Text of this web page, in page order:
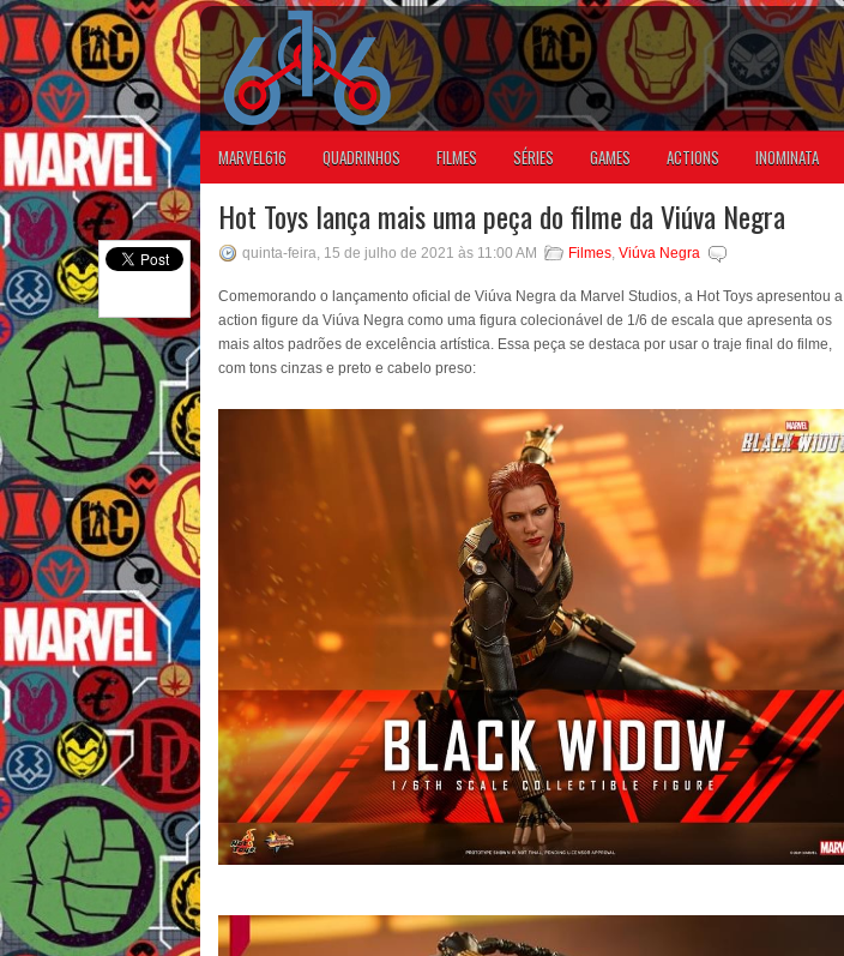
MARVEL616 QUADRINHOS FILMES SÉRIES GAMES ACTIONS INOMINATA
Hot Toys lança mais uma peça do filme da Viúva Negra
quinta-feira, 15 de julho de 2021 às 11:00 AM Filmes, Viúva Negra
Comemorando o lançamento oficial de Viúva Negra da Marvel Studios, a Hot Toys apresentou a
action figure da Viúva Negra como uma figura colecionável de 1/6 de escala que apresenta os
mais altos padrões de excelência artística. Essa peça se destaca por usar o traje final do filme,
com tons cinzas e preto e cabelo preso: